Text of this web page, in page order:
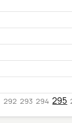
292 293 294 295